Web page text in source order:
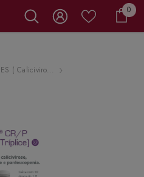
00
( Caliciviro...